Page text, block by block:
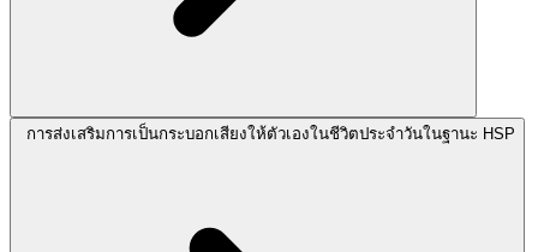
การส่งเสริมการเป็นกระบอกเสียงให้ตัวเองในชีวิตประจำวันในฐานะ HSP